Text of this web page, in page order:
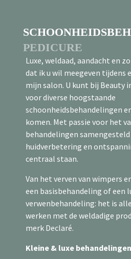
Luxe, weldaad, aandacht en
dat ik u wil meegeven tijdens
mijn salon. U kunt bij Beauty
voor diverse hoogstaande
schoonheidsbehandelingen
komen. Met passie voor het
behandelingen
huidverbetering en
centraal staan.
Van het verven van wimpers
een basisbehandeling of een
verwenbehandeling: het is
werken met de weldadige
merk Declaré.
Kleine & luxe behandelingen
Staat u er wel eens bij stil
voeten zijn? Onze voeten
krijgen heel wat te verduren.
om uw voeten twaalf
verzorgen. De juiste
voorkomen. Beauty in
hoogwaardige
voeten het beste en laat ze
professionele pedicure.
Het is zaak om uw voeten
goed te verzorgen. De juiste
voeten is belangrijk om
voorkomen. Wist u dat als uw
ongemerkt uw houding
ontstaan? Maar ook wanneer
PEDICURE